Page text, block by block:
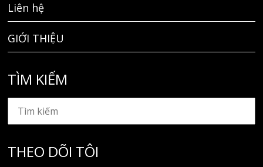
Liên hệ
GIỚI THIỆU
TÌM KIẾM
THEO DÕI TÔI